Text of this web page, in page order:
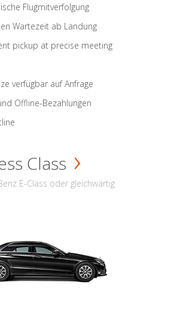
Flugmitverfolgung
Wartezeit ab Landung
pickup at precise meeting
verfügbar auf Anfrage
Offline-Bezahlungen
Class
E-Class oder gleichwärtig